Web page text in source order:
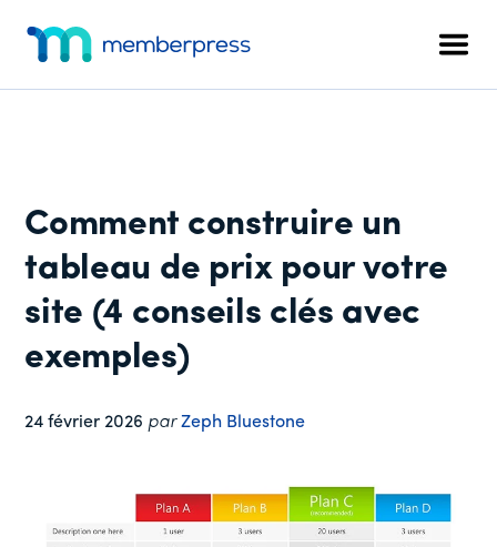
content
barre
de
supplémentaire
en-
un
Comment construire un
tableau de prix pour votre
site (4 conseils clés avec
exemples)
24 février 2026 parZeph Bluestone